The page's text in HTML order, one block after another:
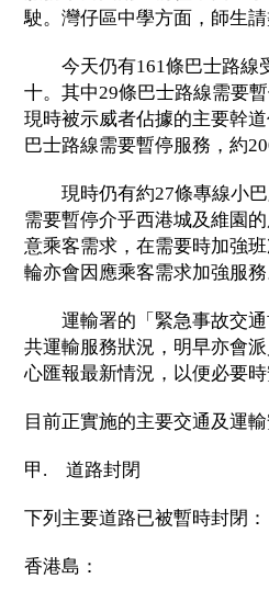
駛。灣仔區中學方面，師生
今天仍有161條巴士路線
十。其中29條巴士路線需要
現時被示威者佔據的主要幹
巴士路線需要暫停服務，約
現時仍有約27條專線小巴
需要暫停介乎西港城及維園
意乘客需求，在需要時加強
輪亦會因應乘客需求加強服
運輸署的「緊急事故交通
共運輸服務狀況，明早亦會
心匯報最新情況，以便必要
目前正實施的主要交通及運
甲. 道路封閉
下列主要道路已被暫時封閉：
香港島：